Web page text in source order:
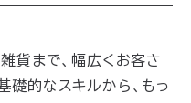
貨まで、幅広くお客さ
的なスキルから、もっ